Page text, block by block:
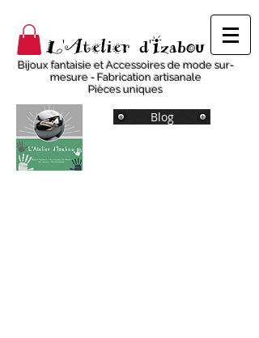
L'Atelier d'Izabou
Bijoux fantaisie et Accessoires de mode sur-
mesure - Fabrication artisanale
Pièces uniques
Blog